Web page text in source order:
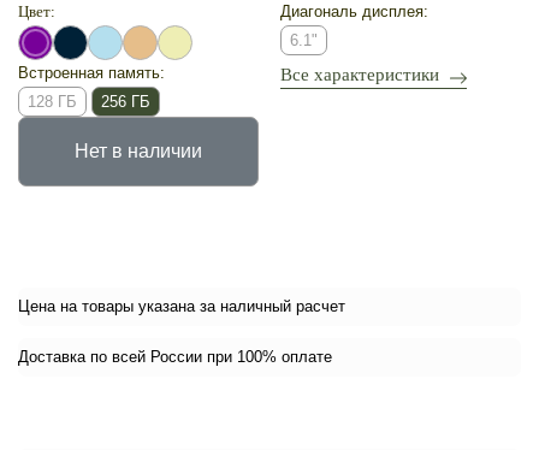
Цвет:
Диагональ дисплея:
6.1"
Встроенная память:
128 ГБ
256 ГБ
Все характеристики
Нет в наличии
Цена на товары указана за наличный расчет
Доставка по всей России при 100% оплате